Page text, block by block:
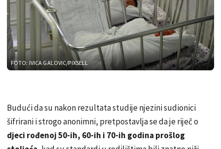
FOTO: IVICA GALOVIC/PIXSELL
Budući da su nakon rezultata studije njezini sudionici
šifrirani i strogo anonimni, pretpostavlja se da je riječ o
djeci rođenoj 50-ih, 60-ih i 70-ih godina prošlog